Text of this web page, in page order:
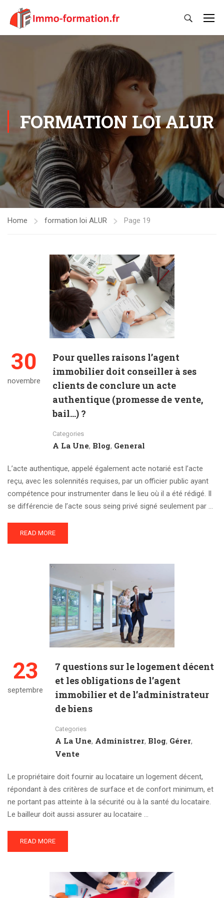
FORMATION LOI ALUR
Home formation loi ALUR Page 19
30
novembre
Pour quelles raisons l’agent
immobilier doit conseiller à ses
clients de conclure un acte
authentique (promesse de vente,
bail…) ?
Categories
A La Une, Blog, General
L’acte authentique, appelé également acte notarié est l’acte
reçu, avec les solennités requises, par un officier public ayant
compétence pour instrumenter dans le lieu où il a été rédigé. Il
se différencie de l’acte sous seing privé signé seulement par …
READ MORE
23
septembre
7 questions sur le logement décent
et les obligations de l’agent
immobilier et de l’administrateur
de biens
Categories
A La Une, Administrer, Blog, Gérer,
Vente
Le propriétaire doit fournir au locataire un logement décent,
répondant à des critères de surface et de confort minimum, et
ne portant pas atteinte à la sécurité ou à la santé du locataire.
Le bailleur doit aussi assurer au locataire …
READ MORE